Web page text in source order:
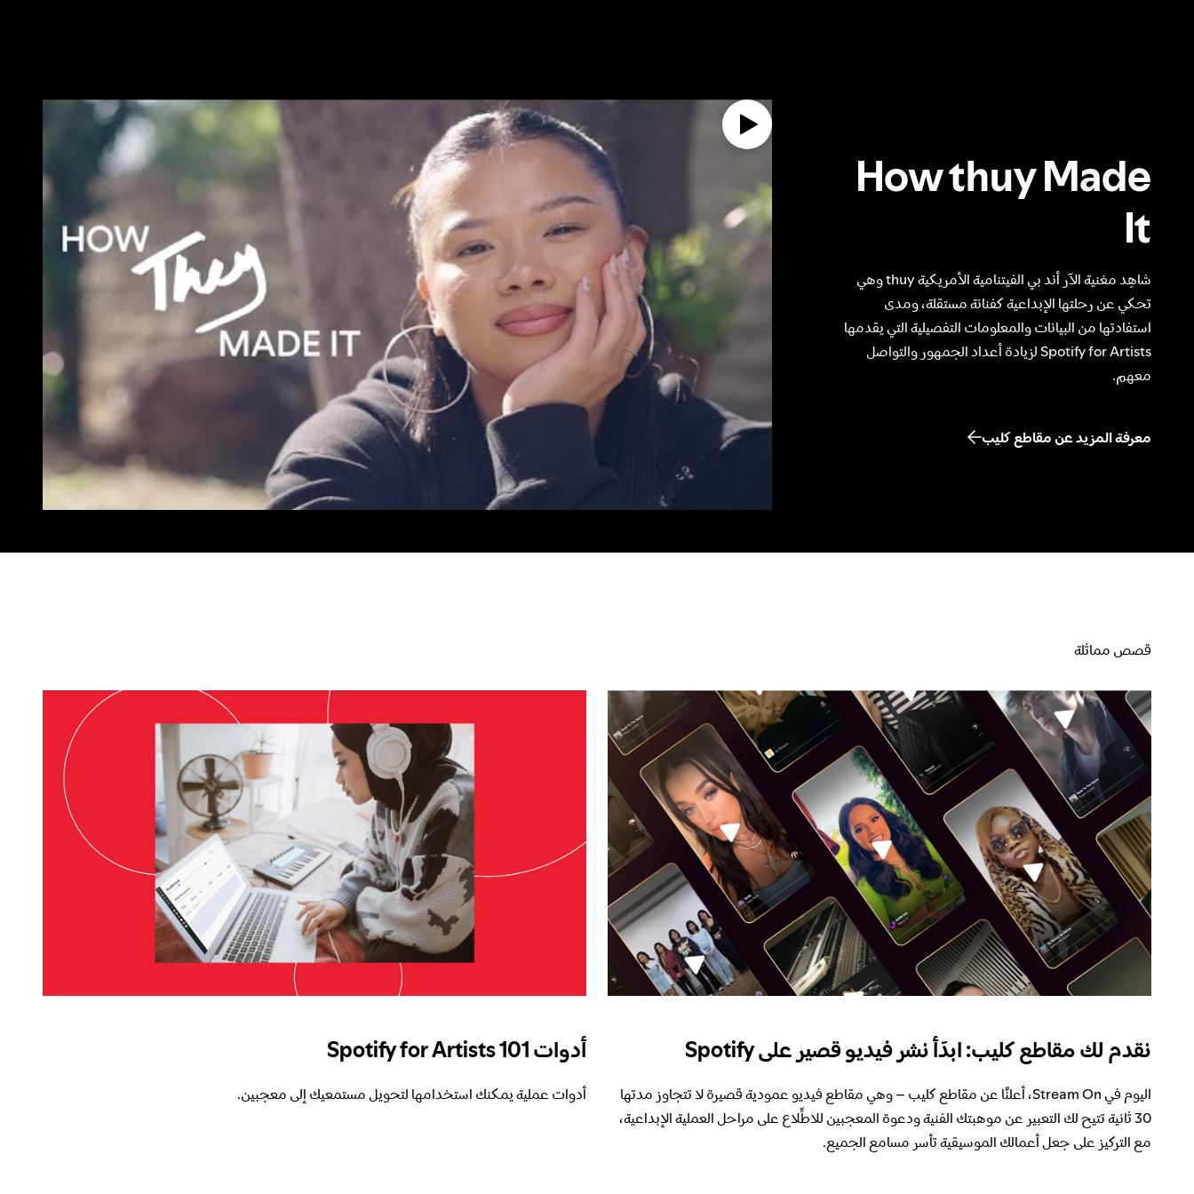
How thuy Made
It
شاهِد مغنية الآر أند بي الفيتنامية الأمريكية thuy وهي
تحكي عن رحلتها الإبداعية كفنانة مستقلة، ومدى
استفادتها من البيانات والمعلومات التفصيلية التي يقدمها
Spotify for Artists لزيادة أعداد الجمهور والتواصل
معهم.
معرفة المزيد عن مقاطع كليب
قصص مماثلة
نقدم لك مقاطع كليب: ابدَأ نشر فيديو قصير على Spotify
اليوم في Stream On، أعلنَّا عن مقاطع كليب – وهي مقاطع فيديو عمودية قصيرة لا تتجاوز مدتها
30 ثانية تتيح لك التعبير عن موهبتك الفنية ودعوة المعجبين للاطِّلاع على مراحل العملية الإبداعية،
مع التركيز على جعل أعمالك الموسيقية تأسر مسامع الجميع.
أدوات Spotify for Artists 101
أدوات عملية يمكنك استخدامها لتحويل مستمعيك إلى معجبين.